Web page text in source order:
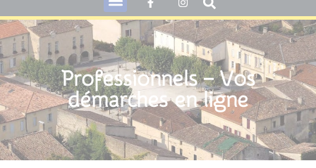
Professionnels – Vos
démarches en ligne